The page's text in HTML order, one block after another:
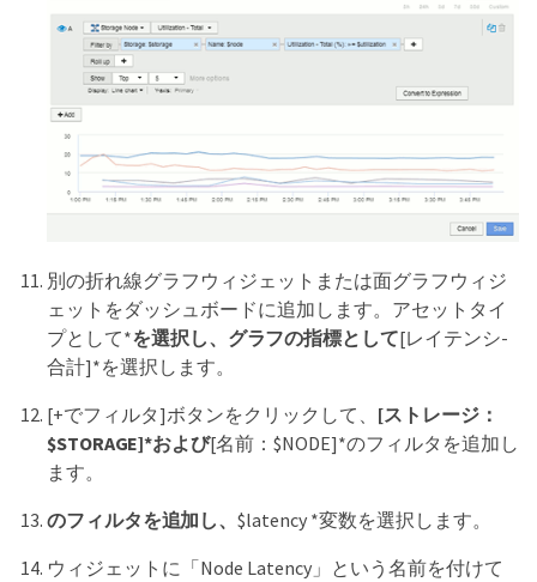
別の折れ線グラフウィジェットまたは面グラフウィジ
ェットをダッシュボードに追加します。アセットタイ
プとして*を選択し、グラフの指標として[レイテンシ-
合計]*を選択します。
[+でフィルタ]ボタンをクリックして、 [ストレージ：
$STORAGE]*および[名前：$NODE]*のフィルタを追加し
ます。
のフィルタを追加し、$latency *変数を選択します。
ウィジェットに「Node Latency」という名前を付けて